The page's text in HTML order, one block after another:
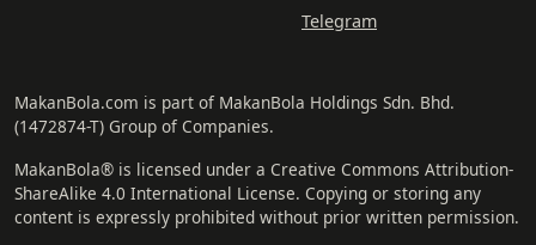
Telegram
MakanBola.com is part of MakanBola Holdings Sdn. Bhd.
(1472874-T) Group of Companies.
MakanBola® is licensed under a Creative Commons Attribution-
ShareAlike 4.0 International License. Copying or storing any
content is expressly prohibited without prior written permission.